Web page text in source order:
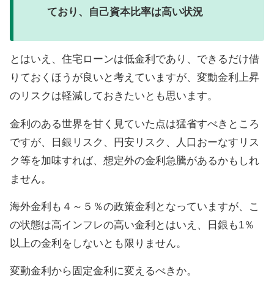
ており、自己資本比率は高い状況
とはいえ、住宅ローンは低金利であり、できるだけ借
りておくほうが良いと考えていますが、変動金利上昇
のリスクは軽減しておきたいとも思います。
金利のある世界を甘く見ていた点は猛省すべきところ
ですが、日銀リスク、円安リスク、人口おーなすリス
ク等を加味すれば、想定外の金利急騰があるかもしれ
ません。
海外金利も４～５％の政策金利となっていますが、こ
の状態は高インフレの高い金利とはいえ、日銀も1％
以上の金利をしないとも限りません。
変動金利から固定金利に変えるべきか。